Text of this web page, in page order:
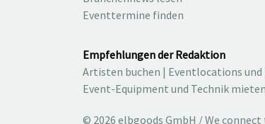
Eventtermine finden
Empfehlungen der Redaktion
Artisten buchen | Eventlocations
Event-Equipment und Technik mieten
© 2026 elbgoods GmbH / We